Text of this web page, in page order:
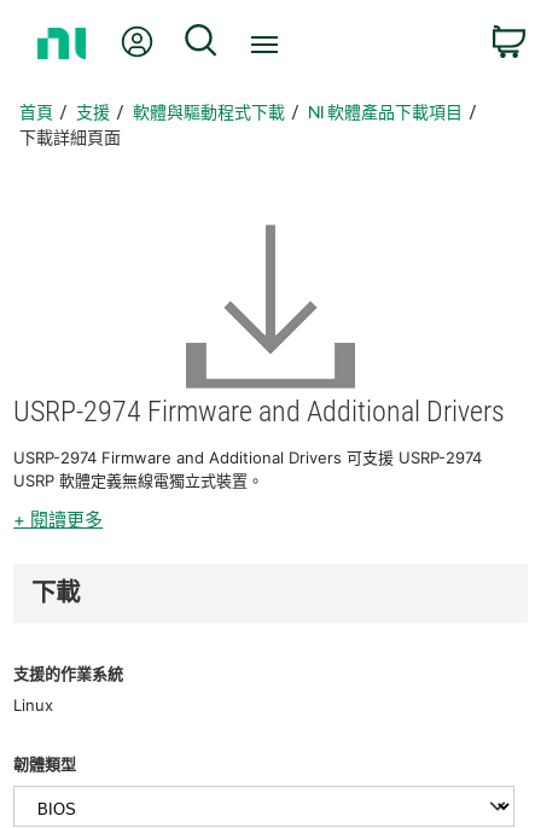
頁
我的帳號 搜尋
首頁 支援 軟體與驅動程式下載
NI 軟體產品下載項目
下載詳細頁面
USRP-2974 Firmware and Additional Drivers
USRP-2974 Firmware and Additional Drivers 可支援 USRP-2974
USRP 軟體定義無線電獨立式裝置。
+ 閱讀更多
下載
支援的作業系統
Linux
韌體類型